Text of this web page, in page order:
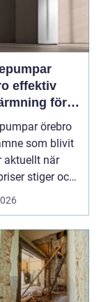
för
örebro
som blivit
aktuellt när
stiger och